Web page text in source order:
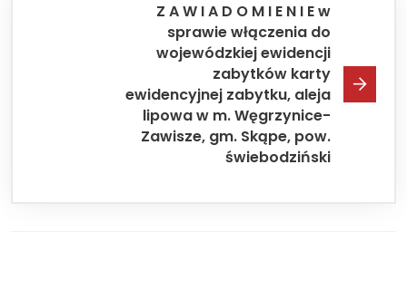
Z A W I A D O M I E N I E w
sprawie włączenia do
wojewódzkiej ewidencji
zabytków karty
ewidencyjnej zabytku, aleja
lipowa w m. Węgrzynice-
Zawisze, gm. Skąpe, pow.
świebodziński